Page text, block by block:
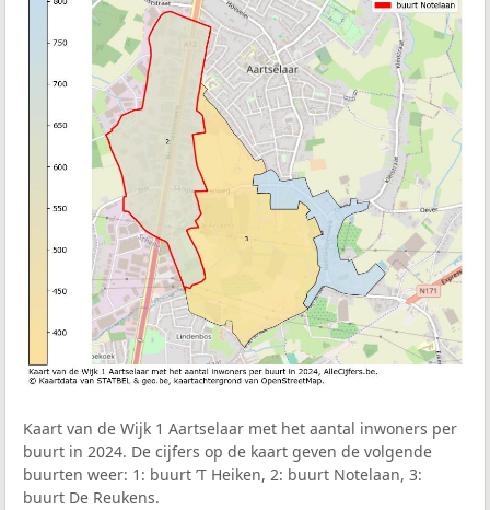
Kaart van de Wijk 1 Aartselaar met het aantal inwoners per
buurt in 2024. De cijfers op de kaart geven de volgende
buurten weer: 1: buurt ’T Heiken, 2: buurt Notelaan, 3:
buurt De Reukens.